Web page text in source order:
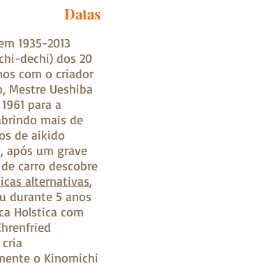
Datas
1935-2013
dechi) dos 20
com o criador
Mestre Ueshiba
para a
mais de
de aikido
após um grave
carro descobre
alternativas,
durante 5 anos
Holstica com
cria
o Kinomichi